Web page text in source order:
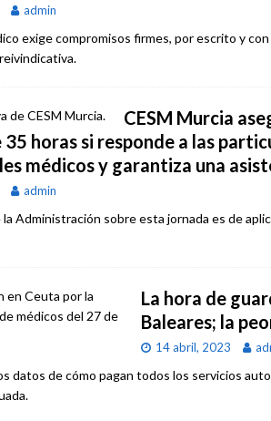
admin
exige compromisos firmes, por escrito y
CESM Murcia
35 horas si responde a las
médicos y garantiza una
admin
Administración sobre esta jornada es de
La hora de
Baleares; la
14 abril, 2023
datos de cómo pagan todos los servicios